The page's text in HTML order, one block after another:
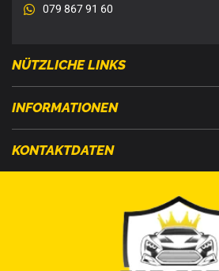
079 867 91 60
NÜTZLICHE LINKS
INFORMATIONEN
KONTAKTDATEN